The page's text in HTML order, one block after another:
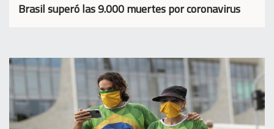
Brasil superó las 9.000 muertes por coronavirus